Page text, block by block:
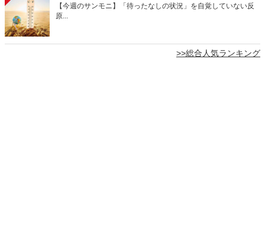
【今週のサンモニ】「待ったなしの状況」を自覚していない反
原...
>>総合人気ランキング